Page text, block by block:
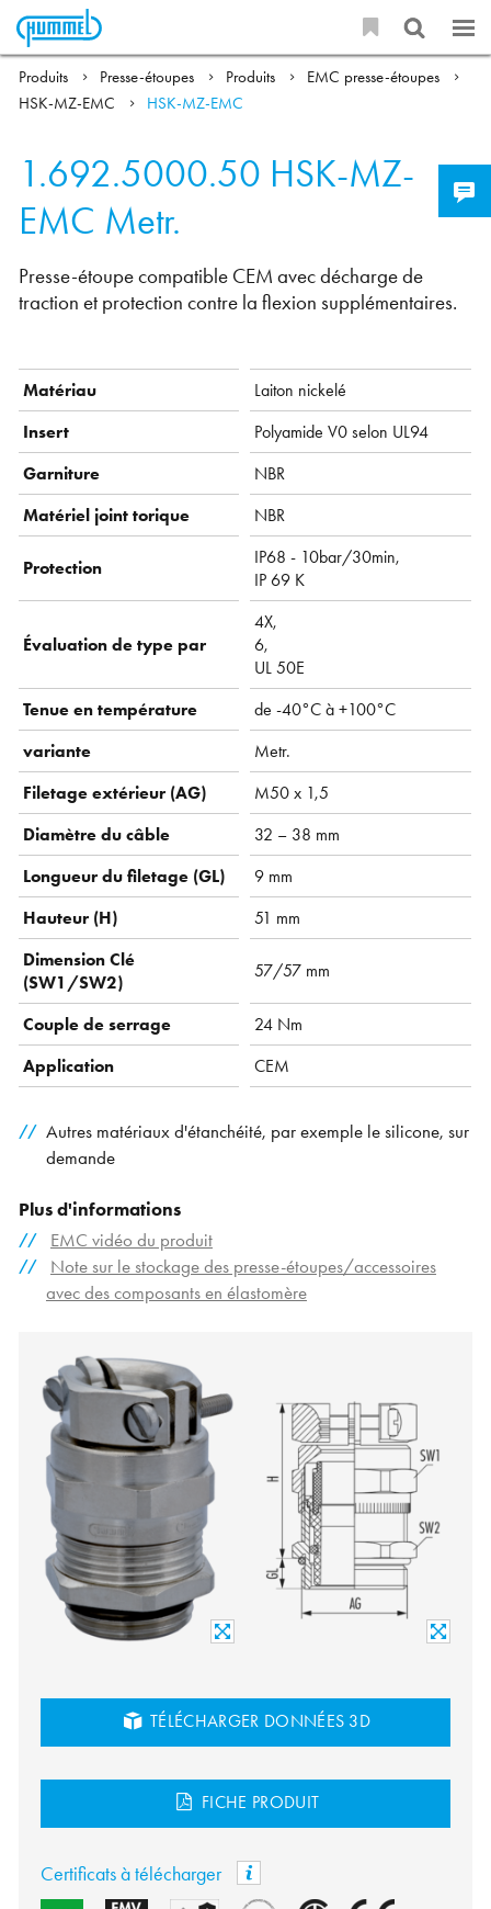
Produits Presse-étoupes Produits
EMC presse-étoupes
HSK-MZ-EMC
HSK-MZ-EMC
1.692.5000.50 HSK-MZ-
EMC Metr.
Presse-étoupe compatible CEM avec décharge de
traction et protection contre la flexion supplémentaires.
Matériau
Laiton nickelé
Insert
Polyamide V0 selon UL94
Garniture
NBR
Matériel joint torique
NBR
Protection
IP68 - 10bar/30min,
IP 69 K
Évaluation de type par
4X,
6,
UL 50E
Tenue en température
de -40°C à +100°C
variante
Metr.
Filetage extérieur (AG)
M50 x 1,5
Diamètre du câble
32 – 38 mm
Longueur du filetage (GL)
9 mm
Hauteur (H)
51 mm
Dimension Clé
(SW1/SW2)
57/57 mm
Couple de serrage
24 Nm
Application
CEM
Autres matériaux d'étanchéité, par exemple le silicone, sur
demande
Plus d'informations
EMC vidéo du produit
Note sur le stockage des presse-étoupes/accessoires
avec des composants en élastomère
TÉLÉCHARGER DONNÉES 3D
FICHE PRODUIT
Certificats à télécharger